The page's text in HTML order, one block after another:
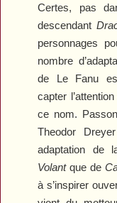
Certes, pas
descendant
personnages
nombre
de Le Fanu
capter
ce nom.
Theodor
adaptation de
Volantque de
à s’inspirer